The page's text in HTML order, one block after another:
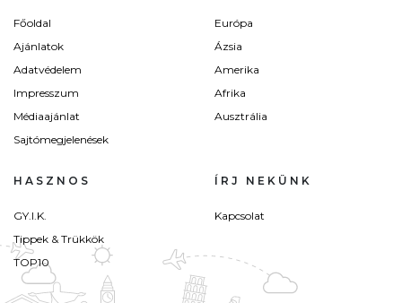
Főoldal
Ajánlatok
Adatvédelem
Impresszum
Médiaajánlat
Sajtómegjelenések
Európa
Ázsia
Amerika
Afrika
Ausztrália
HASZNOS
GY.I.K.
Tippek & Trükkök
TOP10
ÍRJ NEKÜNK
Kapcsolat